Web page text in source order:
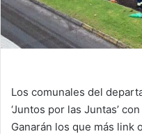
Los comunales del
‘Juntos por las Juntas’
Ganarán los que más link